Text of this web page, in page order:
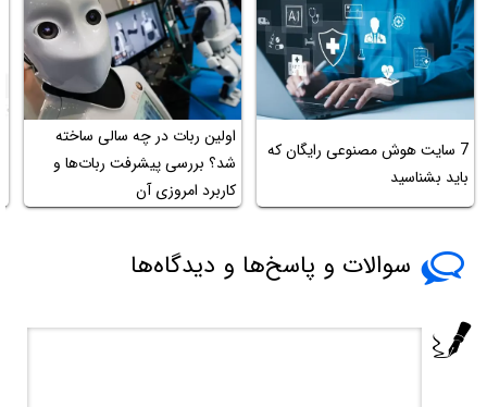
7 ‌سایت هوش مصنوعی رایگان که
باید بشناسید
اولین ربات در چه سالی ساخته
شد؟ بررسی پیشرفت ربات‌ها و
کاربرد امروزی آن
سوالات و پاسخ‌ها و دیدگاه‌ها